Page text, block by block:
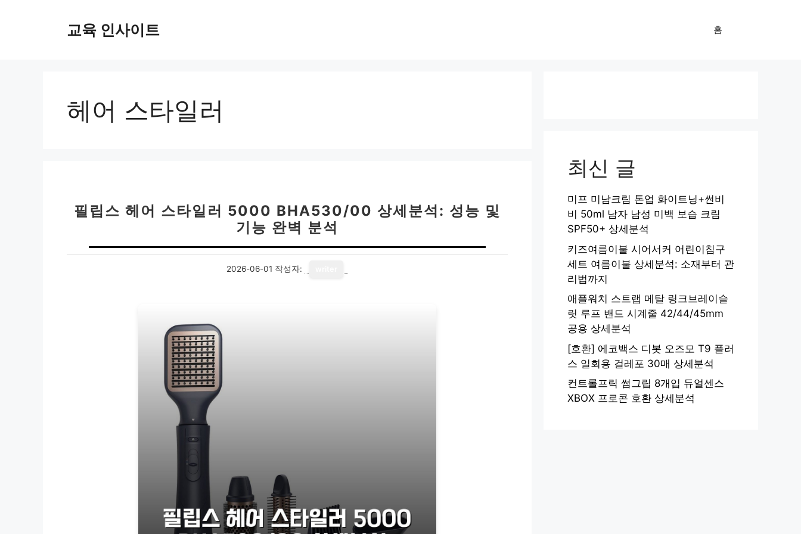
교육 인사이트 홈
헤어 스타일러
필립스 헤어 스타일러 5000 BHA530/00 상세분석: 성능 및
기능 완벽 분석
2026-06-01 작성자:
최신 글
미프 미남크림 톤업 화이트닝+썬비
비 50ml 남자 남성 미백 보습 크림
SPF50+ 상세분석
키즈여름이불 시어서커 어린이침구
세트 여름이불 상세분석: 소재부터 관
리법까지
애플워치 스트랩 메탈 링크브레이슬
릿 루프 밴드 시계줄 42/44/45mm
공용 상세분석
[호환] 에코백스 디봇 오즈모 T9 플러
스 일회용 걸레포 30매 상세분석
컨트롤프릭 썸그립 8개입 듀얼센스
XBOX 프로콘 호환 상세분석